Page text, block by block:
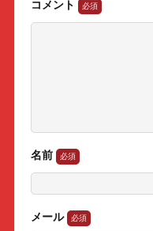
コメント
名前
メール